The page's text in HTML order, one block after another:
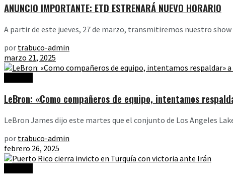
ANUNCIO IMPORTANTE: ETD ESTRENARÁ NUEVO HORARIO
A partir de este jueves, 27 de marzo, transmitiremos nuestro show
por trabuco-admin
marzo 21, 2025
LeBron: «Como compañeros de equipo, intentamos
LeBron James dijo este martes que el conjunto de Los Angeles
por trabuco-admin
febrero 26, 2025